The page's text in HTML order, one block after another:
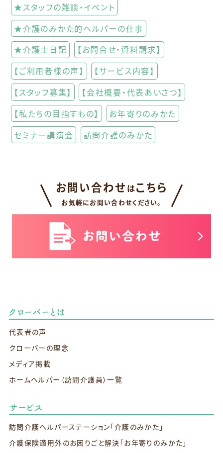
★スタッフの雑談・イベント
★介護のみかた的ヘルパーの仕事
★介護士日記
【お問合せ・資料請求】
【ご利用者様の声】
【サービス内容】
【スタッフ募集】
【会社概要・代表あいさつ】
【私たちの目指すもの】
お年寄りのみかた
セミナー講演会
訪問介護のみかた
お問い合わせ はこちら
お気軽にお問い合わせください。
クローバーとは
代表者の声
クローバーの理念
メディア掲載
ホームヘルパー（訪問介護員）一覧
サービス
訪問介護ヘルパーステーション「介護のみかた」
介護保険適用外のお困りごと解決 「お年寄りのみかた」